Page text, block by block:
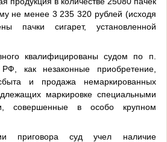
не менее 3 235 320 рублей (исходя
пачки сигарет, установленной
квалифицированы судом по п.
как незаконные приобретение,
и продажа немаркированных
маркировке специальными
совершенные в особо крупном
приговора суд учел наличие